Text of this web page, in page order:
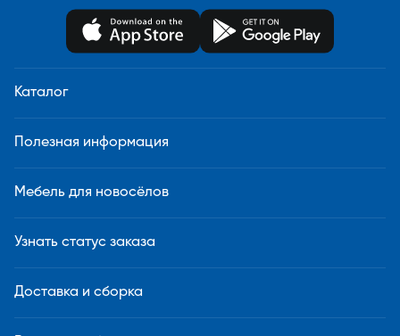
Каталог
Полезная информация
Мебель для новосёлов
Узнать статус заказа
Доставка и сборка